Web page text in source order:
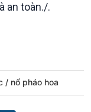
an toàn./.
nổ pháo hoa